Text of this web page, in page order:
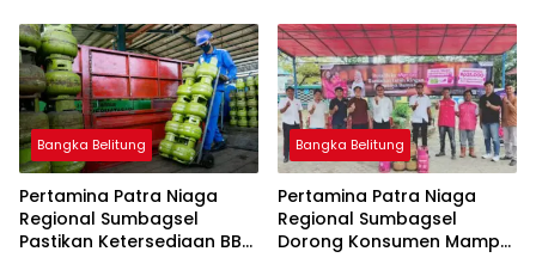
Subsidi Tetap
Bangka Belitung
Pertamina Patra Niaga
Regional Sumbagsel
Pastikan Ketersediaan BBM
Bangka Belitung
Pertamina Patra Niaga
Regional Sumbagsel
Dorong Konsumen Mampu